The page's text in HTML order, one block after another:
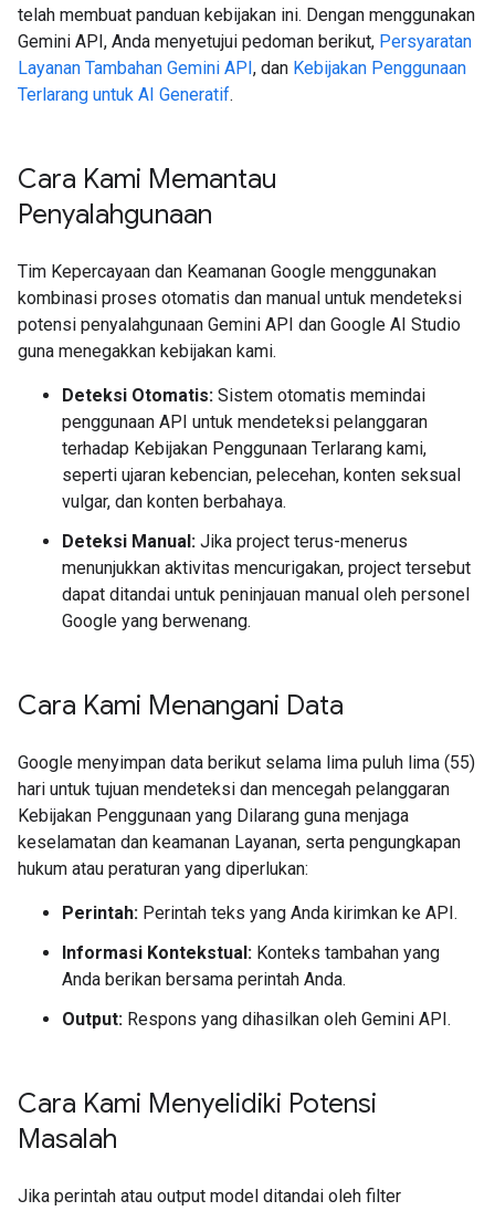
telah membuat panduan kebijakan ini. Dengan menggunakan
Gemini API, Anda menyetujui pedoman berikut, Persyaratan
Layanan Tambahan Gemini API, dan Kebijakan Penggunaan
Terlarang untuk AI Generatif.
Cara Kami Memantau
Penyalahgunaan
Tim Kepercayaan dan Keamanan Google menggunakan
kombinasi proses otomatis dan manual untuk mendeteksi
potensi penyalahgunaan Gemini API dan Google AI Studio
guna menegakkan kebijakan kami.
Deteksi Otomatis: Sistem otomatis memindai
penggunaan API untuk mendeteksi pelanggaran
terhadap Kebijakan Penggunaan Terlarang kami,
seperti ujaran kebencian, pelecehan, konten seksual
vulgar, dan konten berbahaya.
Deteksi Manual: Jika project terus-menerus
menunjukkan aktivitas mencurigakan, project tersebut
dapat ditandai untuk peninjauan manual oleh personel
Google yang berwenang.
Cara Kami Menangani Data
Google menyimpan data berikut selama lima puluh lima (55)
hari untuk tujuan mendeteksi dan mencegah pelanggaran
Kebijakan Penggunaan yang Dilarang guna menjaga
keselamatan dan keamanan Layanan, serta pengungkapan
hukum atau peraturan yang diperlukan:
Perintah: Perintah teks yang Anda kirimkan ke API.
Informasi Kontekstual: Konteks tambahan yang
Anda berikan bersama perintah Anda.
Output: Respons yang dihasilkan oleh Gemini API.
Cara Kami Menyelidiki Potensi
Masalah
Jika perintah atau output model ditandai oleh filter